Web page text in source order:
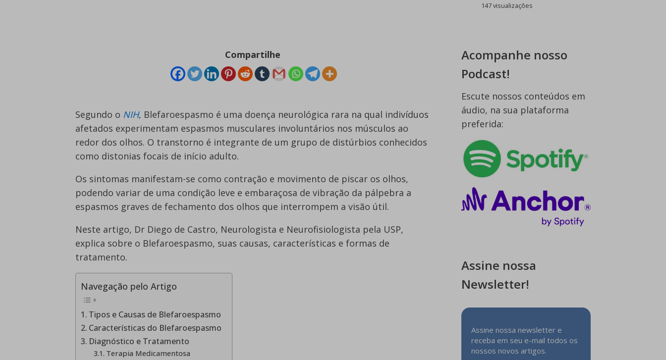
Compartilhe
Segundo o NIH, Blefaroespasmo é uma doença neurológica rara na qual indivíduos
afetados experimentam espasmos musculares involuntários nos músculos ao
redor dos olhos. O transtorno é integrante de um grupo de distúrbios conhecidos
como distonias focais de início adulto.
Os sintomas manifestam-se como contração e movimento de piscar os olhos,
podendo variar de uma condição leve e embaraçosa de vibração da pálpebra a
espasmos graves de fechamento dos olhos que interrompem a visão útil.
Neste artigo, Dr Diego de Castro, Neurologista e Neurofisiologista pela USP,
explica sobre o Blefaroespasmo, suas causas, características e formas de
tratamento.
Navegação pelo Artigo
Tipos e Causas de Blefaroespasmo
Características do Blefaroespasmo
Diagnóstico e Tratamento
Terapia Medicamentosa
147 visualizações
Acompanhe nosso
Podcast!
Escute nossos conteúdos em
áudio, na sua plataforma
preferida:
Assine nossa
Newsletter!
Assine nossa newsletter e
receba em seu e-mail todos os
nossos novos artigos.